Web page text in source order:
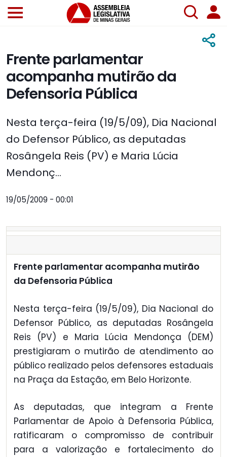
Frente parlamentar
acompanha mutirão da
Defensoria Pública
Nesta terça-feira (19/5/09), Dia Nacional
do Defensor Público, as deputadas
Rosângela Reis (PV) e Maria Lúcia
Mendonç...
19/05/2009 - 00:01
Frente parlamentar acompanha mutirão
da Defensoria Pública
Nesta terça-feira (19/5/09), Dia Nacional do
Defensor Público, as deputadas Rosângela
Reis (PV) e Maria Lúcia Mendonça (DEM)
prestigiaram o mutirão de atendimento ao
público realizado pelos defensores estaduais
na Praça da Estação, em Belo Horizonte.
As deputadas, que integram a Frente
Parlamentar de Apoio à Defensoria Pública,
ratificaram o compromisso de contribuir
para a valorização e fortalecimento do